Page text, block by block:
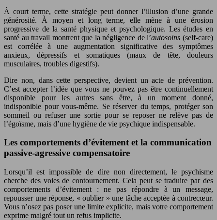
À court terme, cette stratégie peut donner l’illusion d’une grande
générosité. À moyen et long terme, elle mène à une érosion
progressive de la santé physique et psychologique. Les études en
santé au travail montrent que la négligence de l’autosoins (self-care)
est corrélée à une augmentation significative des symptômes
anxieux, dépressifs et somatiques (maux de tête, douleurs
musculaires, troubles digestifs).
Dire non, dans cette perspective, devient un acte de prévention.
C’est accepter l’idée que vous ne pouvez pas être continuellement
disponible pour les autres sans être, à un moment donné,
indisponible pour vous-même. Se réserver du temps, protéger son
sommeil ou refuser une sortie pour se reposer ne relève pas de
l’égoïsme, mais d’une hygiène de vie psychique indispensable.
Les comportements d’évitement et la communication
passive-agressive compensatoire
Lorsqu’il est impossible de dire non directement, le psychisme
cherche des voies de contournement. Cela peut se traduire par des
comportements d’évitement : ne pas répondre à un message,
repousser une réponse, « oublier » une tâche acceptée à contrecœur.
Vous n’osez pas poser une limite explicite, mais votre comportement
exprime malgré tout un refus implicite.